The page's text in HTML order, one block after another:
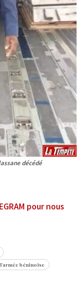
décédé
pour nous
béninoise